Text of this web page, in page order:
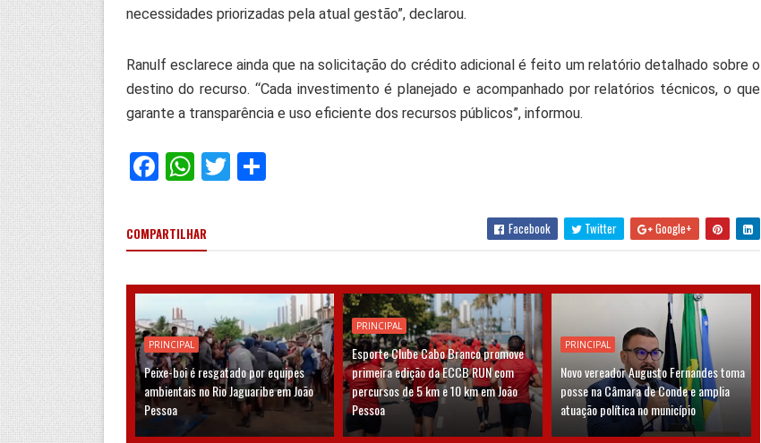
necessidades priorizadas pela atual gestão”, declarou.
Ranulf esclarece ainda que na solicitação do crédito adicional é feito um relatório detalhado sobre o
destino do recurso. “Cada investimento é planejado e acompanhado por relatórios técnicos, o que
garante a transparência e uso eficiente dos recursos públicos”, informou.
F
ce
b
o
o
k
W
at
s
A
p
T C
ar
til
h
ar
COMPARTILHAR Facebook Twitter Google+
PRINCIPAL
Peixe-boi é resgatado por equipes
ambientais no Rio Jaguaribe em João
Pessoa
PRINCIPAL
Esporte Clube Cabo Branco promove
primeira edição da ECCB RUN com
percursos de 5 km e 10 km em João
Pessoa
PRINCIPAL
Novo vereador Augusto Fernandes toma
posse na Câmara de Conde e amplia
atuação política no município